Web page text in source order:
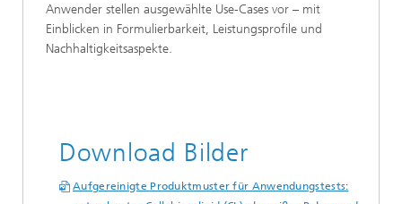
Anwender stellen ausgewählte Use-Cases vor – mit
Einblicken in Formulierbarkeit, Leistungsprofile und
Nachhaltigkeitsaspekte.
Download Bilder
Aufgereinigte Produktmuster für Anwendungstests: